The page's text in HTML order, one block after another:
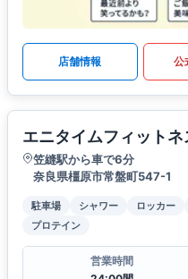
店舗情報 公
エニタイムフィット
笠縫駅から車で6分
奈良県橿原市常盤町547-1
駐車場 シャワー ロッカー
プロテイン
営業時間